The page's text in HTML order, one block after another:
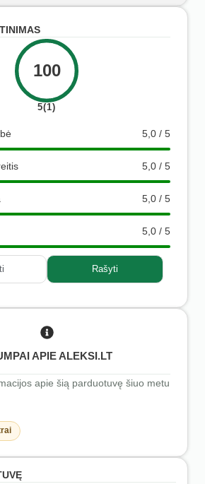
100
5(1)
5,0 / 5
5,0 / 5
5,0 / 5
5,0 / 5
Rašyti
APIE ALEKSI.LT
apie šią parduotuvę šiuo metu